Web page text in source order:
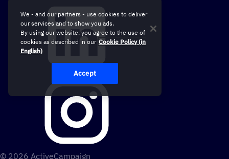
© 2026 ActiveCampaign
We - and our partners - use cookies to deliver
our services and to show you ads.
By using our website, you agree to the use of
cookies as described in our Cookie Policy (in
English)
Accept